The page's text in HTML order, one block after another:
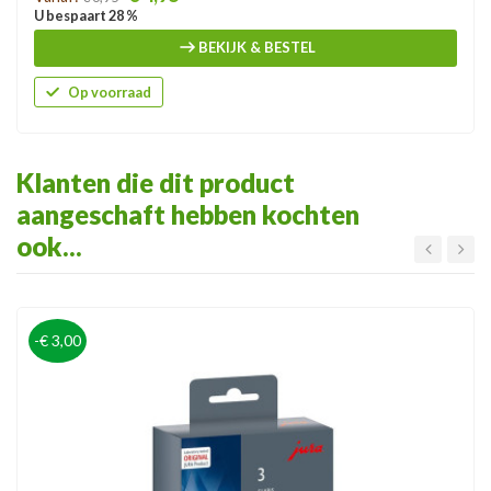
U bespaart 28 %
BEKIJK & BESTEL
Op voorraad
Klanten die dit product
aangeschaft hebben kochten
ook...
-€ 3,00